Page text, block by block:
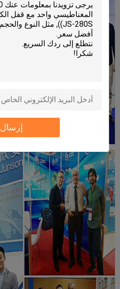
إرسال